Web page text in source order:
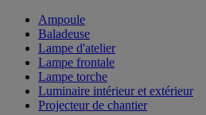
Ampoule
Baladeuse
Lampe d'atelier
Lampe frontale
Lampe torche
Luminaire intérieur et extérieur
Projecteur de chantier